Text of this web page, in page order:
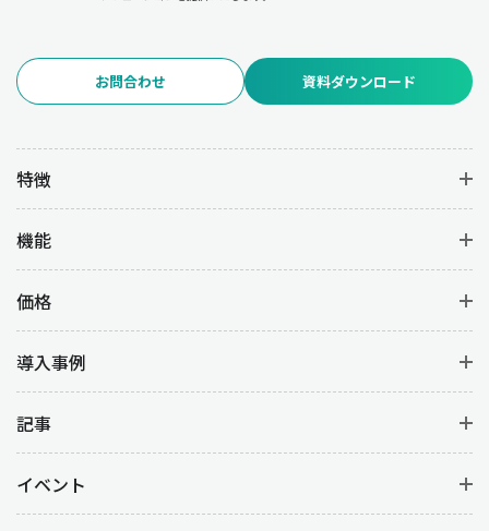
お問合わせ 資料ダウンロード
特徴
機能
価格
導入事例
記事
イベント